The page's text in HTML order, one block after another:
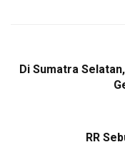
Di Sumatra
RR